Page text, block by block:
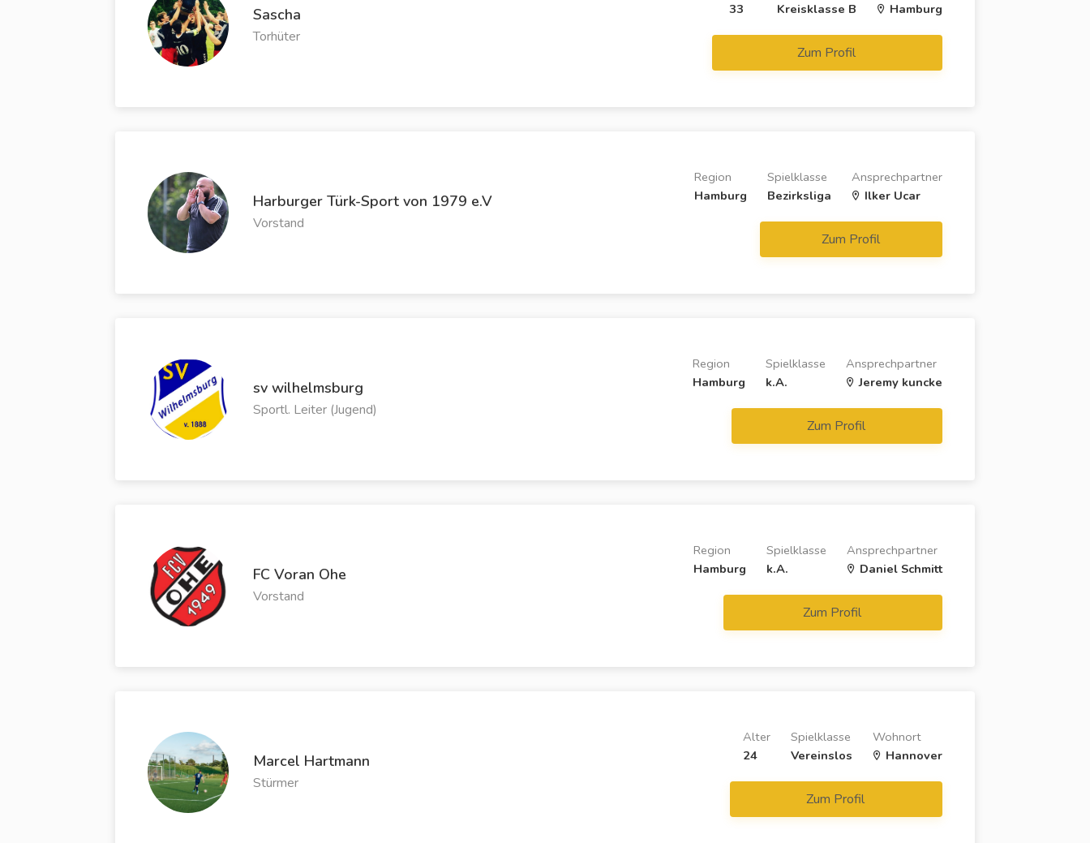
Sascha
Torhüter
Hamburg
Kreisklasse B
33
Zum Profil
Harburger Türk-Sport von 1979 e.V
Vorstand
Ansprechpartner
Ilker Ucar
Spielklasse
Bezirksliga
Region
Hamburg
Zum Profil
sv wilhelmsburg
Sportl. Leiter (Jugend)
Ansprechpartner
Jeremy kuncke
Spielklasse
k.A.
Region
Hamburg
Zum Profil
FC Voran Ohe
Vorstand
Ansprechpartner
Daniel Schmitt
Spielklasse
k.A.
Region
Hamburg
Zum Profil
Marcel Hartmann
Stürmer
Wohnort
Hannover
Spielklasse
Vereinslos
Alter
24
Zum Profil